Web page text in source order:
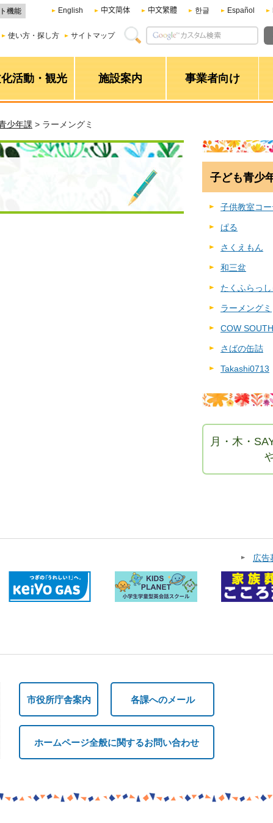
機能 English 中文简体 中文繁體 한글 Español
使い方・探し方 サイトマップ
活動・観光 施設案内 事業者向け
少年課 > ラーメングミ
子ども青少
子供教室コ
ぱる
さくえもん
和三盆
たくふらっし
ラーメングミ
COW SOUTH
さばの缶詰
Takashi0713
月・木・
広告
市役所庁舎案内 各課へのメール
ホームページ全般に関するお問い合わせ